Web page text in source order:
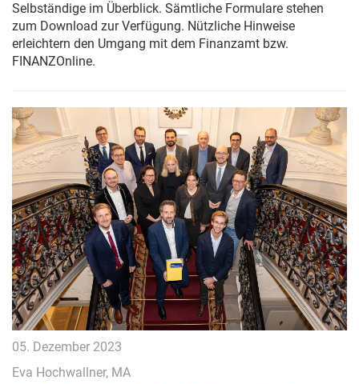
Selbständige im Überblick. Sämtliche Formulare stehen
zum Download zur Verfügung. Nützliche Hinweise
erleichtern den Umgang mit dem Finanzamt bzw.
FINANZOnline.
05. Dezember 2023
Eva Hochwallner, MA